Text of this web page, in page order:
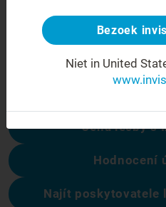
Přestaňte se mračit
Tato stránka není k
Cena léčby s
Hodnocení
Najít poskytovatele
Bezoek
Niet in United